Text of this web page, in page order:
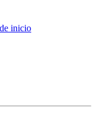
inicio